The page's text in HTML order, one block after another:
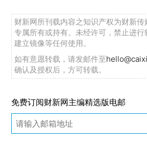
财新网所刊载内容之知识产权为财新传
专属所有或持有。未经许可，禁止进行
建立镜像等任何使用。
如有意愿转载，请发邮件至
确认及授权后，方可转载。
免费订阅财新网主编精选版电邮